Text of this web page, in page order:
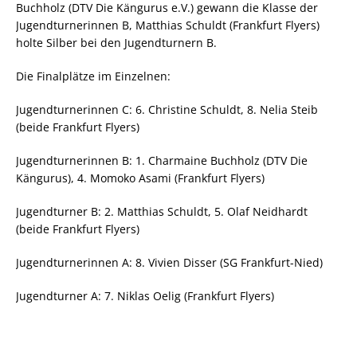
Buchholz (DTV Die Kängurus e.V.) gewann die Klasse der
Jugendturnerinnen B, Matthias Schuldt (Frankfurt Flyers)
holte Silber bei den Jugendturnern B.
Die Finalplätze im Einzelnen:
Jugendturnerinnen C: 6. Christine Schuldt, 8. Nelia Steib
(beide Frankfurt Flyers)
Jugendturnerinnen B: 1. Charmaine Buchholz (DTV Die
Kängurus), 4. Momoko Asami (Frankfurt Flyers)
Jugendturner B: 2. Matthias Schuldt, 5. Olaf Neidhardt
(beide Frankfurt Flyers)
Jugendturnerinnen A: 8. Vivien Disser (SG Frankfurt-Nied)
Jugendturner A: 7. Niklas Oelig (Frankfurt Flyers)